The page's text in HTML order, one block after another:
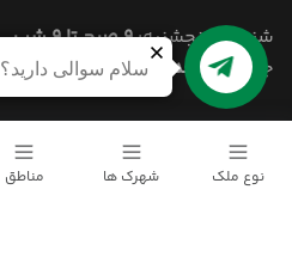
شنبه تا پنجشنبه:9 صبح تا 9 شب
جمعه:4 بعد از ظهر تا 9 شب
Powered By Group
نوع ملک شهرک ها مناطق
سلام سوالی دارید؟